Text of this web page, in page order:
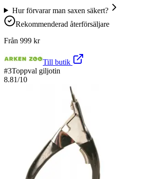
Hur förvarar man saxen säkert?
Rekommenderad återförsäljare
Från 999 kr
Till butik
#3Toppval giljotin
8.81/10